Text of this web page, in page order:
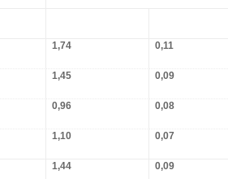
1,74 0,11
1,45 0,09
0,96 0,08
1,10 0,07
1,44 0,09